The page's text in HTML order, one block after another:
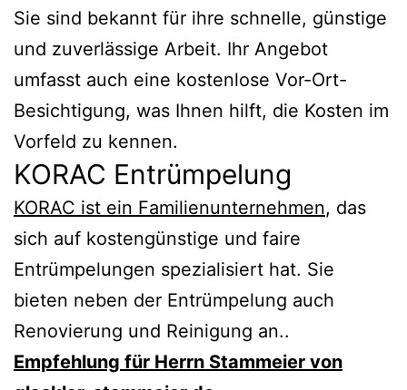
Sie sind bekannt für ihre schnelle, günstige
und zuverlässige Arbeit. Ihr Angebot
umfasst auch eine kostenlose Vor-Ort-
Besichtigung, was Ihnen hilft, die Kosten im
Vorfeld zu kennen.
KORAC Entrümpelung
KORAC ist ein Familienunternehmen, das
sich auf kostengünstige und faire
Entrümpelungen spezialisiert hat. Sie
bieten neben der Entrümpelung auch
Renovierung und Reinigung an..
Empfehlung für Herrn Stammeier von